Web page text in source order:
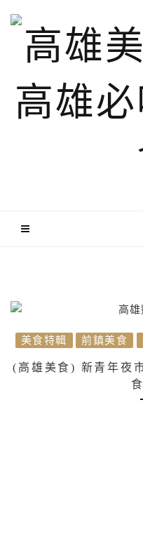
美食特輯 前鎮美食
(高雄美食) 新青年夜